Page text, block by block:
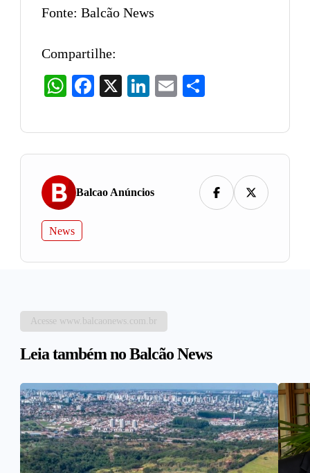
Fonte: Balcão News
Compartilhe:
WhatsAppFacebook LinkedIn
Email
Balcao Anúncios
News
Acesse www.balcaonews.com.br
Leia também no Balcão News